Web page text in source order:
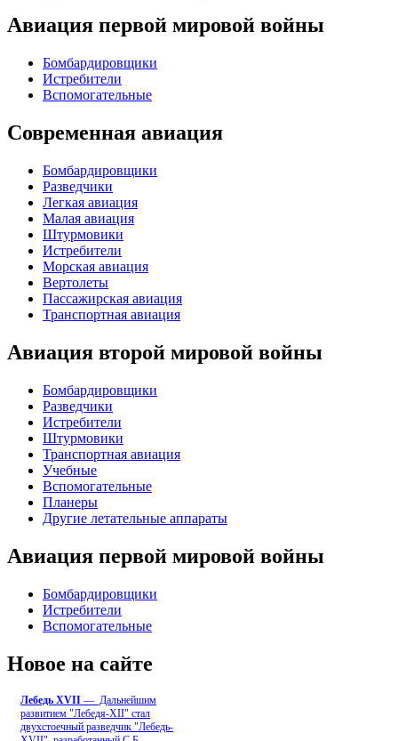
Авиация первой мировой войны
Бомбардировщики
Истребители
Вспомогательные
Современная авиация
Бомбардировщики
Разведчики
Легкая авиация
Малая авиация
Штурмовики
Истребители
Морская авиация
Вертолеты
Пассажирская авиация
Транспортная авиация
Авиация второй мировой войны
Бомбардировщики
Разведчики
Истребители
Штурмовики
Транспортная авиация
Учебные
Вспомогательные
Планеры
Другие летательные аппараты
Авиация первой мировой войны
Бомбардировщики
Истребители
Вспомогательные
Новое на сайте
Лебедь ХVII — Дальнейшим
развитием "Лебедя-ХII" стал
двухстоечный разведчик "Лебедь-